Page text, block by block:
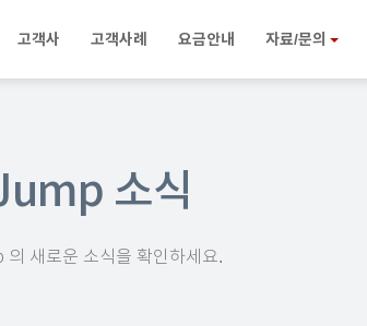
고객사 고객사례 요금안내 자료/문의
소식
의 새로운 소식을 확인하세요.